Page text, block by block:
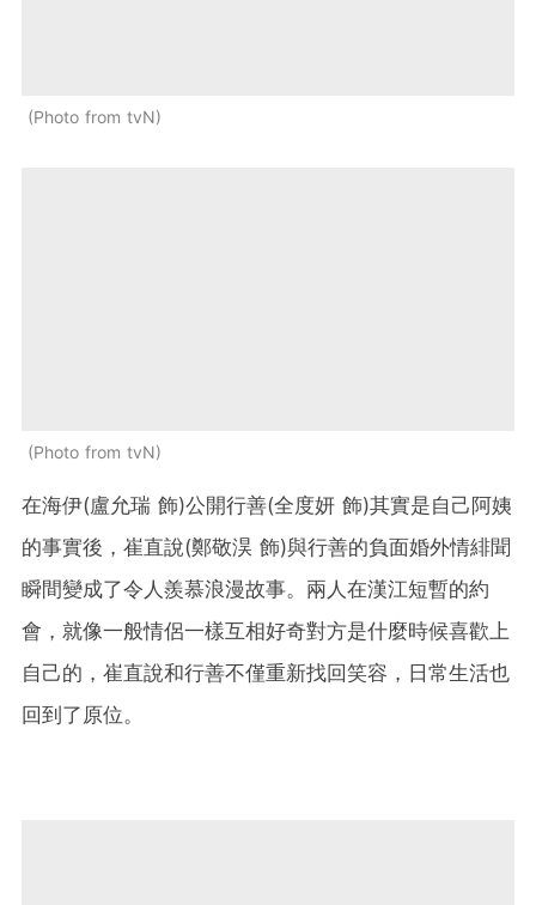
Photo from tvN
Photo from tvN
在海伊(盧允瑞 飾)公開行善(全度妍 飾)其實是自己阿姨
的事實後，崔直說(鄭敬淏 飾)與行善的負面婚外情緋聞
瞬間變成了令人羨慕浪漫故事。兩人在漢江短暫的約
會，就像一般情侶一樣互相好奇對方是什麼時候喜歡上
自己的，崔直說和行善不僅重新找回笑容，日常生活也
回到了原位。